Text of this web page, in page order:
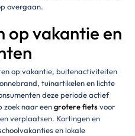
overgaan.
op vakantie en
op vakantie, buitenactiviteiten
tuinartikelen en lichte
deze periode actief
zoek naar eengrotere fietsvoor
verplaatsen. Kortingen en
en lokale